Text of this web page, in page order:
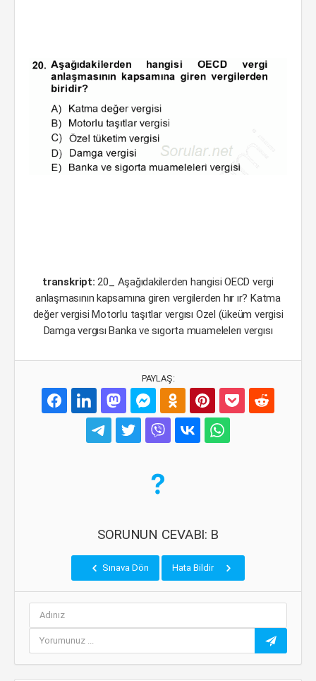
transkript:20_ Aşağıdakilerden hangisi OECD vergi
anlaşmasının kapsamına giren vergilerden hır ır? Katma
değer vergisi Motorlu taşıtlar vergısı Ozel (ükeüm vergisi
Damga vergısı Banka ve sıgorta muamelelerı vergısı
PAYLAŞ:
SORUNUN CEVABI: B
Sınava Dön Hata Bildir